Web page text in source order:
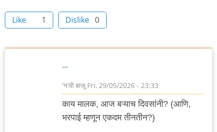
time
Like 1 Dislike 0
…
'न'वी बाजूFri, 29/05/2026 - 23:33
काय मालक, आज बऱ्याच दिवसांनी? (आणि,
भरपाई म्हणून एकदम तीनतीन?)